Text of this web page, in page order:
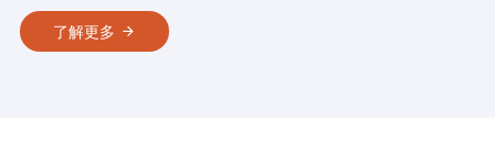
了解更多